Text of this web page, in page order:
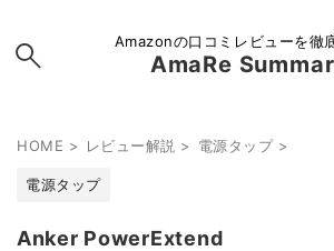
Amazonの口コミレビューを徹
AmaRe
HOME > レビュー解説 > 電源タップ >
電源タップ
Anker PowerExtend